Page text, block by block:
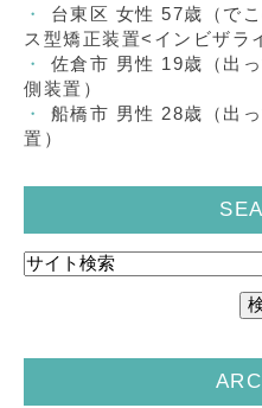
台東区 女性 57歳（で
ス型矯正装置<インビザラ
佐倉市 男性 19歳（出
側装置）
船橋市 男性 28歳（出
置）